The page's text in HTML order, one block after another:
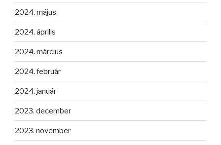
2024. május
2024. április
2024. március
2024. február
2024. január
2023. december
2023. november